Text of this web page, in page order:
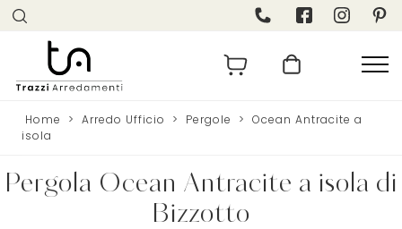
Home > Arredo Ufficio > Pergole > Ocean Antracite a
isola
Pergola Ocean Antracite a isola di
Bizzotto